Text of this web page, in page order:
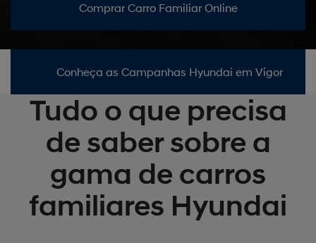
Comprar Carro Familiar Online
Conheça as Campanhas Hyundai em Vigor
Tudo o que precisa
de saber sobre a
gama de carros
familiares Hyundai